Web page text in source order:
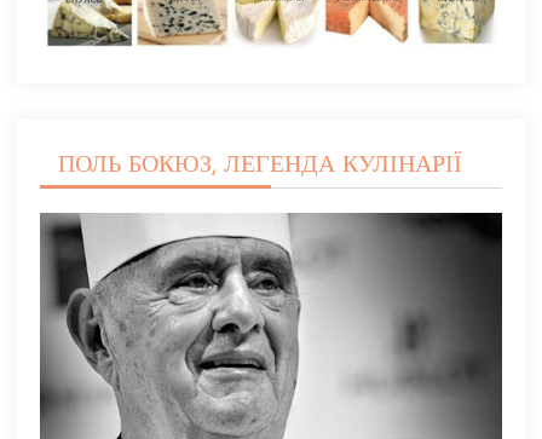
ПОЛЬ БОКЮЗ, ЛЕГЕНДА КУЛІНАРІЇ